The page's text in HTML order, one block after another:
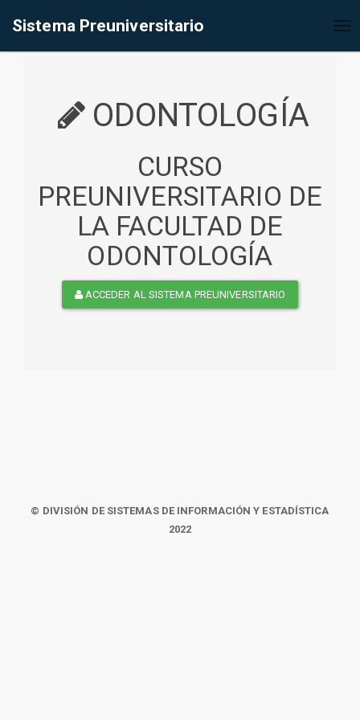
Sistema Preuniversitario
ODONTOLOGÍA
CURSO
PREUNIVERSITARIO DE
LA FACULTAD DE
ODONTOLOGÍA
ACCEDER AL SISTEMA PREUNIVERSITARIO
© DIVISIÓN DE SISTEMAS DE INFORMACIÓN Y ESTADÍSTICA
2022